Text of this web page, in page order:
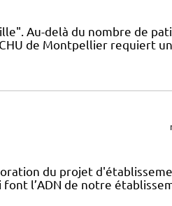
Au-delà du nombre de
de Montpellier requiert
du projet
l’ADN de notre